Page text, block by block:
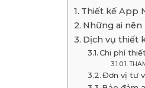
Thiết kế App
Những ai
Dịch vụ thiết
Chi phí
Đơn vị tư